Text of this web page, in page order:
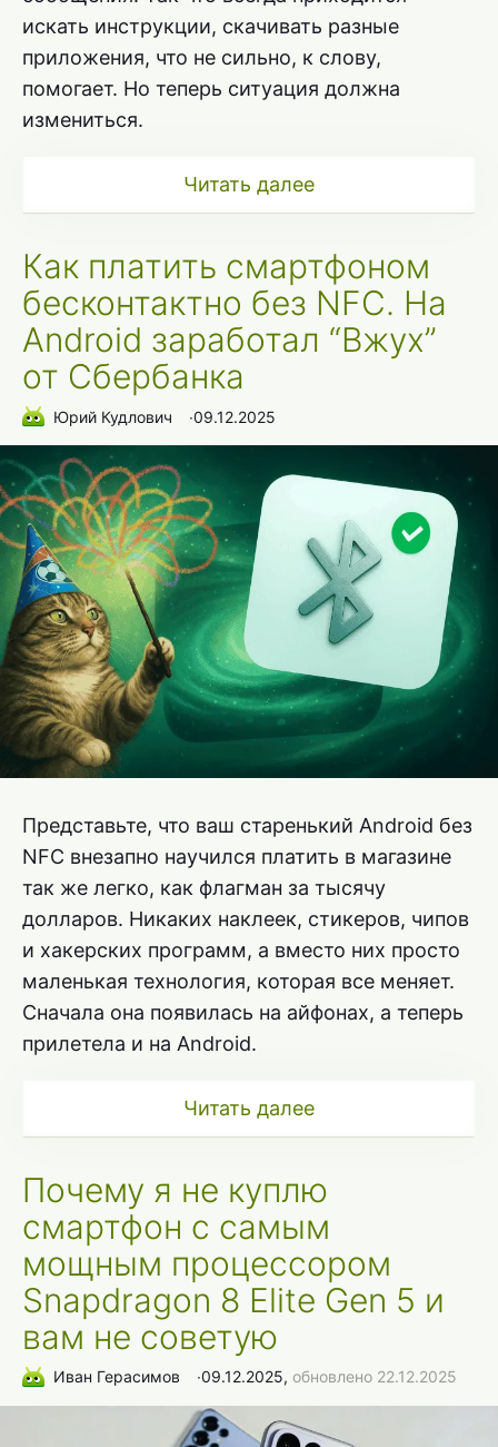
искать инструкции, скачивать разные
приложения, что не сильно, к слову,
помогает. Но теперь ситуация должна
измениться.
Читать далее
Как платить смартфоном
бесконтактно без NFC. На
Android заработал “Вжух”
от Сбербанка
Юрий Кудлович ∙09.12.2025
Представьте, что ваш старенький Android без
NFC внезапно научился платить в магазине
так же легко, как флагман за тысячу
долларов. Никаких наклеек, стикеров, чипов
и хакерских программ, а вместо них просто
маленькая технология, которая все меняет.
Сначала она появилась на айфонах, а теперь
прилетела и на Android.
Читать далее
Почему я не куплю
смартфон с самым
мощным процессором
Snapdragon 8 Elite Gen 5 и
вам не советую
Иван Герасимов ∙09.12.2025, обновлено 22.12.2025